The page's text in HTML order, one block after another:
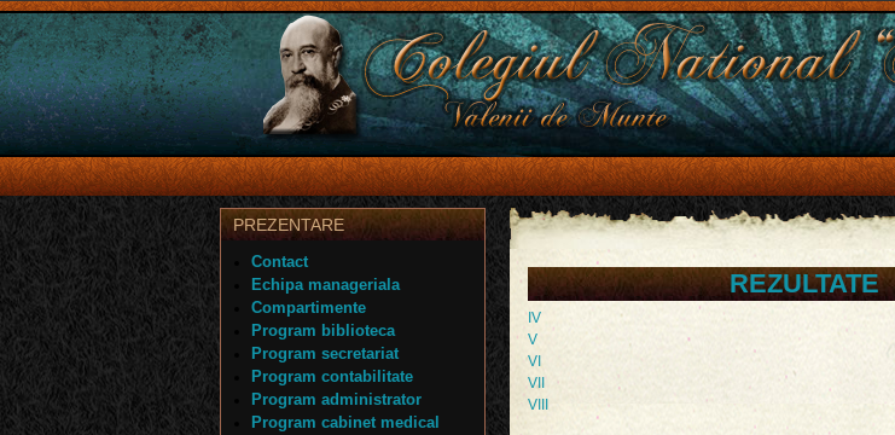
REZULTATE
IV
V
VI
VII
VIII
PREZENTARE
Contact
Echipa manageriala
Compartimente
Program biblioteca
Program secretariat
Program contabilitate
Program administrator
Program cabinet medical